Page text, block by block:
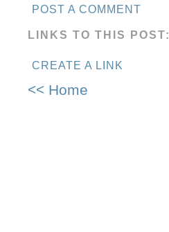
POST A COMMENT
LINKS TO THIS POST:
CREATE A LINK
<< Home